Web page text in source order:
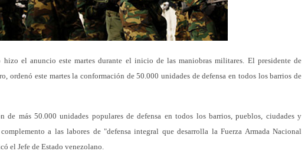
hizo el anuncio este martes durante el inicio de las maniobras militares. El presidente de
ordenó este martes la conformación de 50.000 unidades de defensa en todos los barrios de
de más 50.000 unidades populares de defensa en todos los barrios, pueblos, ciudades y
a las labores de "defensa integral que desarrolla la Fuerza Armada Nacional
el Jefe de Estado venezolano.